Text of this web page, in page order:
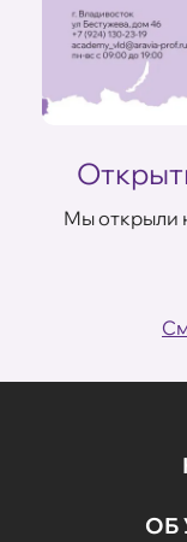
Мы открыли
ОБ